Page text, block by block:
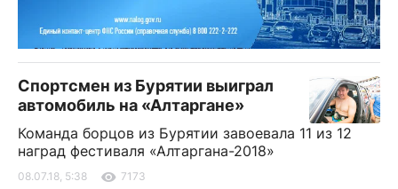
Спортсмен из Бурятии выиграл
автомобиль на «Алтаргане»
Команда борцов из Бурятии завоевала 11 из 12
наград фестиваля «Алтаргана-2018»
08.07.18, 5:38 7173